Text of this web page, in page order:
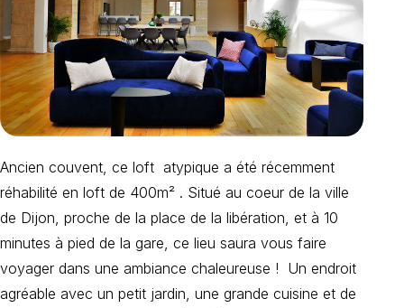
Ancien couvent, ce loft atypique a été récemment
réhabilité en loft de 400m² . Situé au coeur de la ville
de Dijon, proche de la place de la libération, et à 10
minutes à pied de la gare, ce lieu saura vous faire
voyager dans une ambiance chaleureuse ! Un endroit
agréable avec un petit jardin, une grande cuisine et de